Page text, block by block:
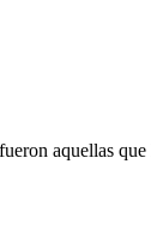
aquellas